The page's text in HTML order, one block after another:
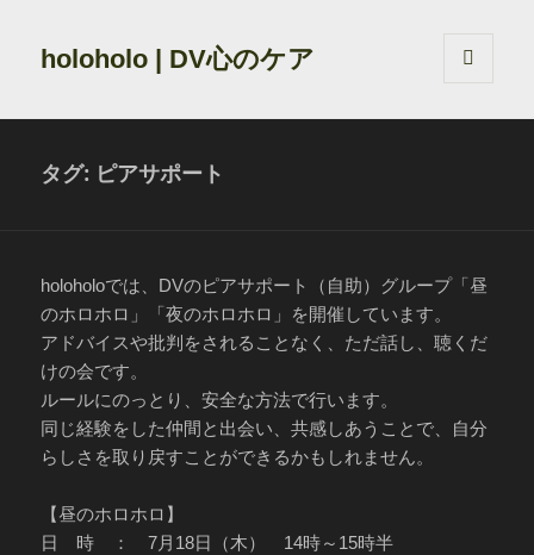
holoholo | DV心のケア
ーとウ
タグ: ピアサポート
holoholoでは、DVのピアサポート（自助）グループ「昼
のホロホロ」「夜のホロホロ」を開催しています。
アドバイスや批判をされることなく、ただ話し、聴くだ
けの会です。
ルールにのっとり、安全な方法で行います。
同じ経験をした仲間と出会い、共感しあうことで、自分
らしさを取り戻すことができるかもしれません。
【昼のホロホロ】
日 時 ： 7月18日（木） 14時～15時半